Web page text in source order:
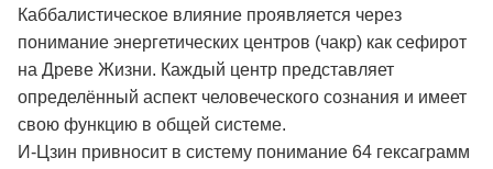
Каббалистическое влияние проявляется через
понимание энергетических центров (чакр) как сефирот
на Древе Жизни. Каждый центр представляет
определённый аспект человеческого сознания и имеет
свою функцию в общей системе.
И-Цзин привносит в систему понимание 64 гексаграмм